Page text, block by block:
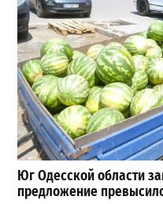
Юг Одесской области
предложение